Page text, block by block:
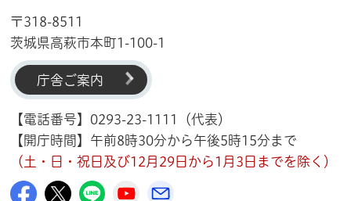
〒318-8511
茨城県高萩市本町1-100-1
庁舎ご案内
【電話番号】0293-23-1111（代表）
【開庁時間】午前8時30分から午後5時15分まで
（土・日・祝日及び12月29日から1月3日までを除く）
高萩市公式Facebook
高萩市公式X
高萩市公式LINE
高萩市YouTube公式チャンネル